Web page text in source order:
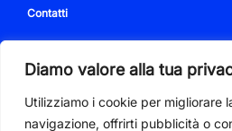
Diamo valore alla tua
Utilizziamo i cookie per migliorare
navigazione, offrirti pubblicità o
Contatti
PIVA 01350350086